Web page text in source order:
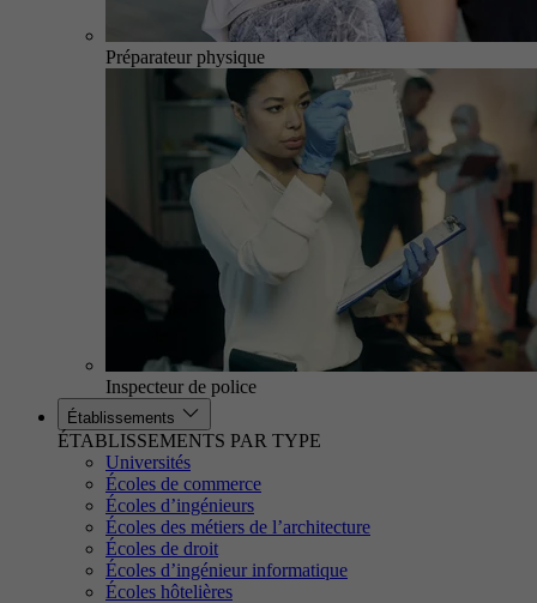
Préparateur physique
Inspecteur de police
Établissements
ÉTABLISSEMENTS PAR TYPE
Universités
Écoles de commerce
Écoles d’ingénieurs
Écoles des métiers de l’architecture
Écoles de droit
Écoles d’ingénieur informatique
Écoles hôtelières